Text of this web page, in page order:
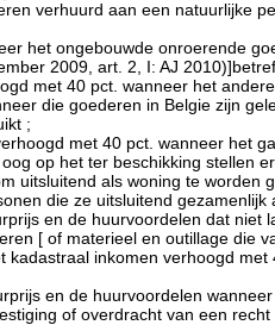
verhuurd aan een natuurlijke
het ongebouwde onroerende
2009, art. 2, I: AJ
met 40 pct. wanneer het
die goederen in Belgie zijn
;
met 40 pct. wanneer het
op het ter beschikking stellen
uitsluitend als woning te worden
die ze uitsluitend gezamenlijk
en de huurvoordelen dat
[ of materieel en outillage die
kadastraal inkomen verhoogd
en de huurvoordelen
of overdracht van een